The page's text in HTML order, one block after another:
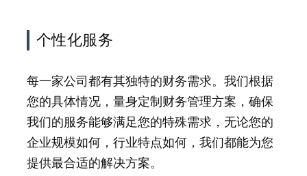
个性化服务
每一家公司都有其独特的财务需求。我们根据
您的具体情况，量身定制财务管理方案，确保
我们的服务能够满足您的特殊需求，无论您的
企业规模如何，行业特点如何，我们都能为您
提供最合适的解决方案。